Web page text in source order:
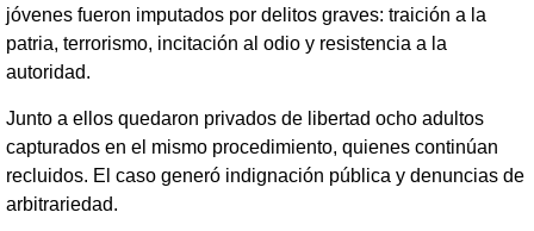
jóvenes fueron imputados por delitos graves: traición a la
patria, terrorismo, incitación al odio y resistencia a la
autoridad.
Junto a ellos quedaron privados de libertad ocho adultos
capturados en el mismo procedimiento, quienes continúan
recluidos. El caso generó indignación pública y denuncias de
arbitrariedad.